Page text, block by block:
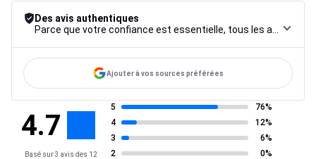
Des avis authentiques
Ajouter à vos sources préférées
4.7
Basé sur 3 avis des 12
5
76%
4
12%
3
6%
2
0%